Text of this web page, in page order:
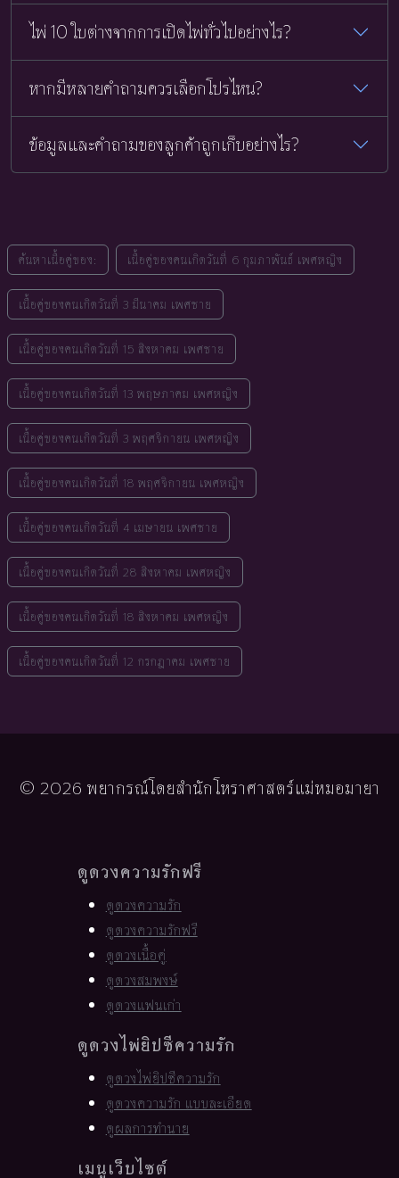
ไพ่ 10 ใบต่างจากการเปิดไพ่ทั่วไปอย่างไร?
หากมีหลายคำถามควรเลือกโปรไหน?
ข้อมูลและคำถามของลูกค้าถูกเก็บอย่างไร?
ค้นหาเนื้อคู่ของ: เนื้อคู่ของคนเกิดวันที่ 6 กุมภาพันธ์ เพศหญิง
เนื้อคู่ของคนเกิดวันที่ 3 มีนาคม เพศชาย
เนื้อคู่ของคนเกิดวันที่ 15 สิงหาคม เพศชาย
เนื้อคู่ของคนเกิดวันที่ 13 พฤษภาคม เพศหญิง
เนื้อคู่ของคนเกิดวันที่ 3 พฤศจิกายน เพศหญิง
เนื้อคู่ของคนเกิดวันที่ 18 พฤศจิกายน เพศหญิง
เนื้อคู่ของคนเกิดวันที่ 4 เมษายน เพศชาย
เนื้อคู่ของคนเกิดวันที่ 28 สิงหาคม เพศหญิง
เนื้อคู่ของคนเกิดวันที่ 18 สิงหาคม เพศหญิง
เนื้อคู่ของคนเกิดวันที่ 12 กรกฎาคม เพศชาย
© 2026 พยากรณ์โดยสำนักโหราศาสตร์แม่หมอมายา
ดูดวงความรักฟรี
ดูดวงความรัก
ดูดวงความรักฟรี
ดูดวงเนื้อคู่
ดูดวงสมพงษ์
ดูดวงแฟนเก่า
ดูดวงไพ่ยิปซีความรัก
ดูดวงไพ่ยิปซีความรัก
ดูดวงความรัก แบบละเอียด
ดูผลการทำนาย
เมนูเว็บไซต์